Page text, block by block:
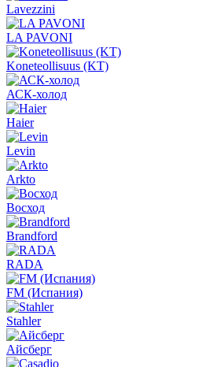
Lavezzini
LA PAVONI
Koneteollisuus (KT)
АСК-холод
Haier
Levin
Arkto
Восход
Brandford
RADA
FM (Испания)
Stahler
Айсберг